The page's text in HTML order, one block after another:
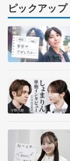
ピックアップ